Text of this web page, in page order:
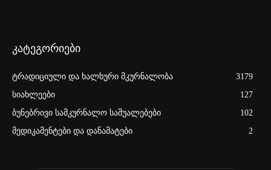
კატეგორიები
ტრადიციული და ხალხური მკურნალობა
3179
სიახლეები
127
ბუნებრივი სამკურნალო საშუალებები
102
მედიკამენტები და დანამატები
2